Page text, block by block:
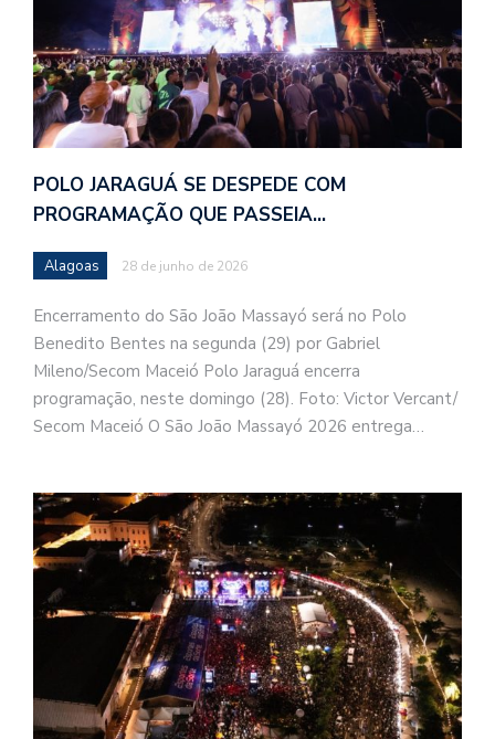
POLO JARAGUÁ SE DESPEDE COM
PROGRAMAÇÃO QUE PASSEIA…
Alagoas 28 de junho de 2026
Encerramento do São João Massayó será no Polo
Benedito Bentes na segunda (29) por Gabriel
Mileno/Secom Maceió Polo Jaraguá encerra
programação, neste domingo (28). Foto: Victor Vercant/
Secom Maceió O São João Massayó 2026 entrega…